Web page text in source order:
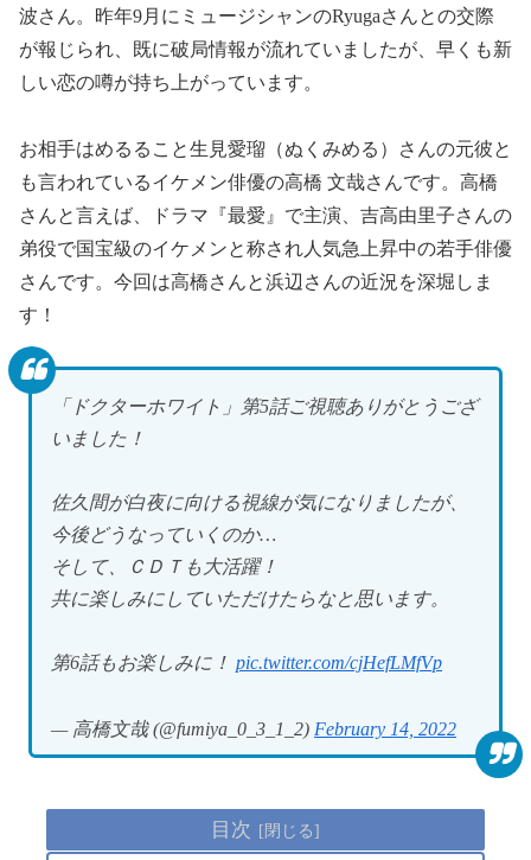
波さん。昨年9月にミュージシャンのRyugaさんとの交際
が報じられ、既に破局情報が流れていましたが、早くも新
しい恋の噂が持ち上がっています。
お相手はめるること生見愛瑠（ぬくみめる）さんの元彼と
も言われているイケメン俳優の高橋 文哉さんです。高橋
さんと言えば、ドラマ『最愛』で主演、吉高由里子さんの
弟役で国宝級のイケメンと称され人気急上昇中の若手俳優
さんです。今回は高橋さんと浜辺さんの近況を深堀しま
す！
「ドクターホワイト」第5話ご視聴ありがとうござ
いました！
佐久間が白夜に向ける視線が気になりましたが、
今後どうなっていくのか…
そして、ＣＤＴも大活躍！
共に楽しみにしていただけたらなと思います。
第6話もお楽しみに！ pic.twitter.com/cjHefLMfVp
— 高橋文哉 (@fumiya_0_3_1_2) February 14, 2022
目次